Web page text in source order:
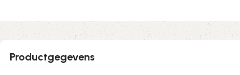
Productgegevens